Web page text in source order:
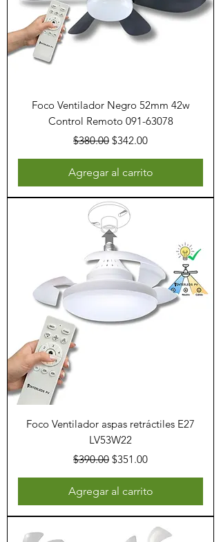
Foco Ventilador Negro 52mm 42w
Control Remoto 091-63078
Precio
$380.00 Precio de oferta
$342.00
Agregar al carrito
Foco Ventilador aspas retráctiles E27
LV53W22
Precio
$390.00 Precio de oferta
$351.00
Agregar al carrito